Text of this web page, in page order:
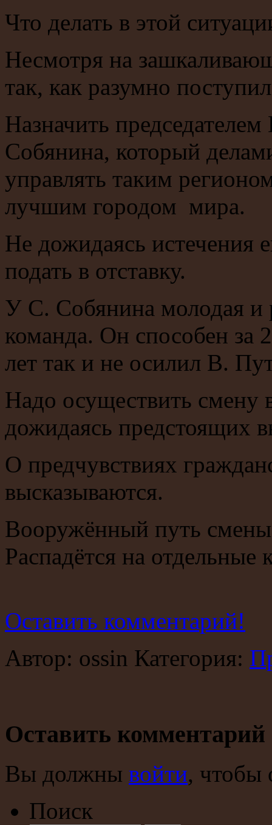
Что делать в этой
Несмотря на
так, как разумно
Назначить
Собянина, который
управлять таким
лучшим городом мира.
Не дожидаясь истечения
подать в отставку.
У С. Собянина молодая и
команда. Он способен за
лет так и не осилил В.
Надо осуществить смену
дожидаясь предстоящих
О предчувствиях
высказываются.
Вооружённый путь смены
Распадётся на отдельные
Оставить комментарий!
Автор: ossin Категория:
Оставить комментарий
Вы должны войти, чтобы
Поиск